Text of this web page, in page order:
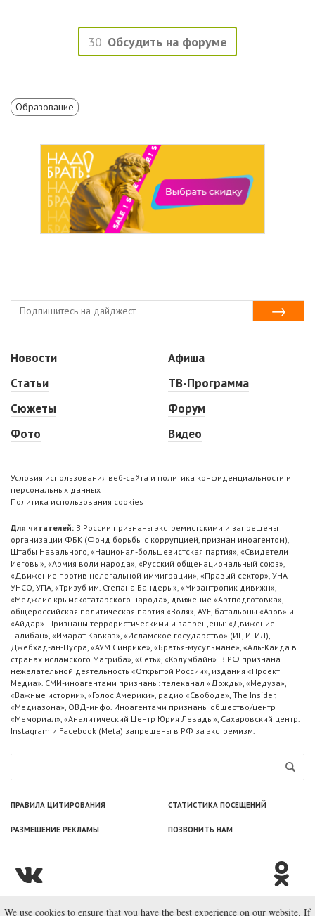
30 Обсудить на форуме
Образование
Новости
Статьи
Сюжеты
Фото
Афиша
ТВ-Программа
Форум
Видео
Условия использования веб-сайта и политика конфиденциальности и
персональных данных
Политика использования cookies
Для читателей: В России признаны экстремистскими и запрещены
организации ФБК (Фонд борьбы с коррупцией, признан иноагентом),
Штабы Навального, «Национал-большевистская партия», «Свидетели
Иеговы», «Армия воли народа», «Русский общенациональный союз»,
«Движение против нелегальной иммиграции», «Правый сектор», УНА-
УНСО, УПА, «Тризуб им. Степана Бандеры», «Мизантропик дивижн»,
«Меджлис крымскотатарского народа», движение «Артподготовка»,
общероссийская политическая партия «Воля», АУЕ, батальоны «Азов» и
«Айдар». Признаны террористическими и запрещены: «Движение
Талибан», «Имарат Кавказ», «Исламское государство» (ИГ, ИГИЛ),
Джебхад-ан-Нусра, «АУМ Синрике», «Братья-мусульмане», «Аль-Каида в
странах исламского Магриба», «Сеть», «Колумбайн». В РФ признана
нежелательной деятельность «Открытой России», издания «Проект
Медиа». СМИ-иноагентами признаны: телеканал «Дождь», «Медуза»,
«Важные истории», «Голос Америки», радио «Свобода», The Insider,
«Медиазона», ОВД-инфо. Иноагентами признаны общество/центр
«Мемориал», «Аналитический Центр Юрия Левады», Сахаровский центр.
Instagram и Facebook (Metа) запрещены в РФ за экстремизм.
ПРАВИЛА ЦИТИРОВАНИЯ СТАТИСТИКА ПОСЕЩЕНИЙ
РАЗМЕЩЕНИЕ РЕКЛАМЫ ПОЗВОНИТЬ НАМ
© ООО «Лаборатория Новоcтей», 2003—2026.
We use cookies to ensure that you have the best experience on our website. If